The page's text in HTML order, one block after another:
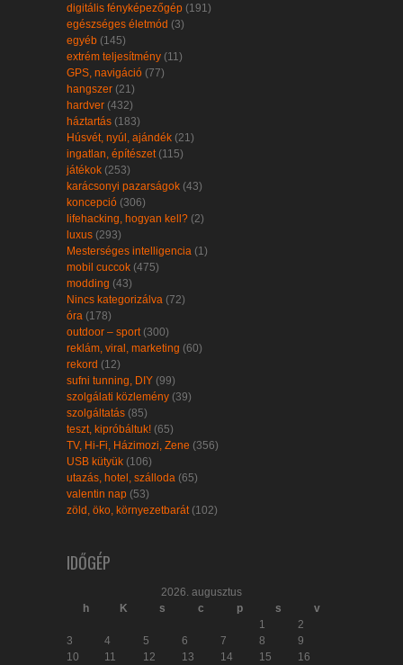
digitális fényképezőgép (191)
egészséges életmód (3)
egyéb (145)
extrém teljesítmény (11)
GPS, navigáció (77)
hangszer (21)
hardver (432)
háztartás (183)
Húsvét, nyúl, ajándék (21)
ingatlan, építészet (115)
játékok (253)
karácsonyi pazarságok (43)
koncepció (306)
lifehacking, hogyan kell? (2)
luxus (293)
Mesterséges intelligencia (1)
mobil cuccok (475)
modding (43)
Nincs kategorizálva (72)
óra (178)
outdoor – sport (300)
reklám, viral, marketing (60)
rekord (12)
sufni tunning, DIY (99)
szolgálati közlemény (39)
szolgáltatás (85)
teszt, kipróbáltuk! (65)
TV, Hi-Fi, Házimozi, Zene (356)
USB kütyük (106)
utazás, hotel, szálloda (65)
valentin nap (53)
zöld, öko, környezetbarát (102)
IDŐGÉP
2026. augusztus
h
K s c p s
v
1
2
3
4 5 6 7 8
9
10
11 12 13 14 15
16